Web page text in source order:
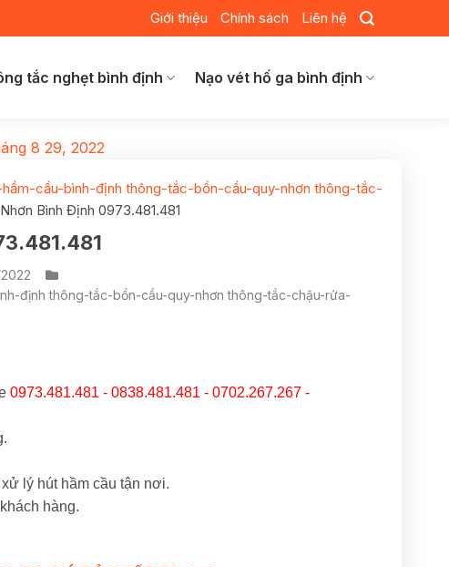
Giới thiệu Chính sách Liên hệ
tắc nghẹt bình định Nạo vét hố ga bình định
8 29, 2022
cầu-bình-định thông-tắc-bồn-cầu-quy-nhơn thông-tắc-
Bình Định 0973.481.481
định thông-tắc-bồn-cầu-quy-nhơn thông-tắc-chậu-rửa-
0973.481.481 - 0838.481.481 - 0702.267.267 -
lý hút hầm cầu tận nơi.
hàng.